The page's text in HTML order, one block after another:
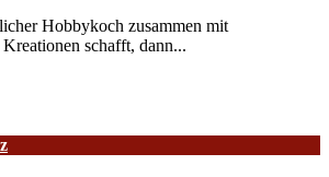
Hobbykoch zusammen mit
schafft, dann...